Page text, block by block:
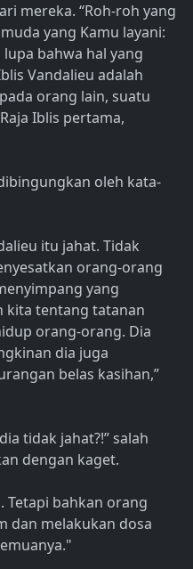
mereka. “Roh-roh yang
yang Kamu layani:
lupa bahwa hal yang
Vandalieu adalah
orang lain, suatu
Iblis pertama,
oleh kata-
itu jahat. Tidak
orang-orang
yang
kita tentang tatanan
orang-orang. Dia
dia juga
belas kasihan,”
tidak jahat?!” salah
dengan kaget.
Tetapi bahkan orang
dan melakukan dosa